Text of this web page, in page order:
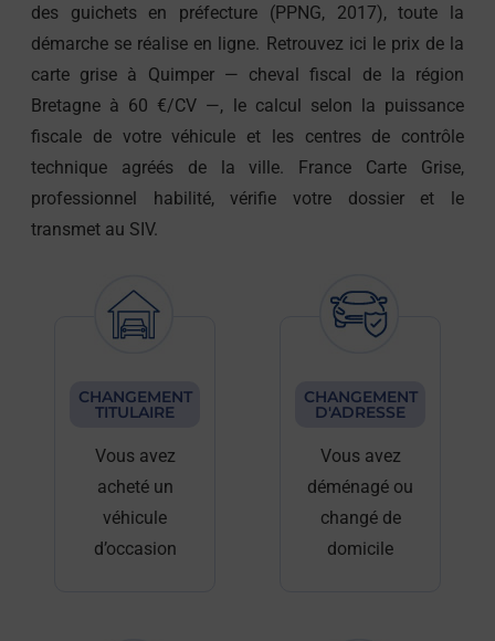
des guichets en préfecture (PPNG, 2017), toute la
démarche se réalise en ligne. Retrouvez ici le prix de la
carte grise à Quimper — cheval fiscal de la région
Bretagne à 60 €/CV —, le calcul selon la puissance
fiscale de votre véhicule et les centres de contrôle
technique agréés de la ville. France Carte Grise,
professionnel habilité, vérifie votre dossier et le
transmet au SIV.
CHANGEMENT
TITULAIRE
Vous avez
acheté un
véhicule
d’occasion
CHANGEMENT
D'ADRESSE
Vous avez
déménagé ou
changé de
domicile